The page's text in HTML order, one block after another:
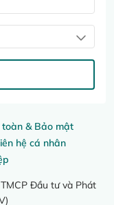
toàn & Bảo mật
hệ cá nhân
Đầu tư và Phát